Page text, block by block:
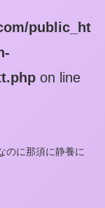
public_ht
on line
のに那須に静養に